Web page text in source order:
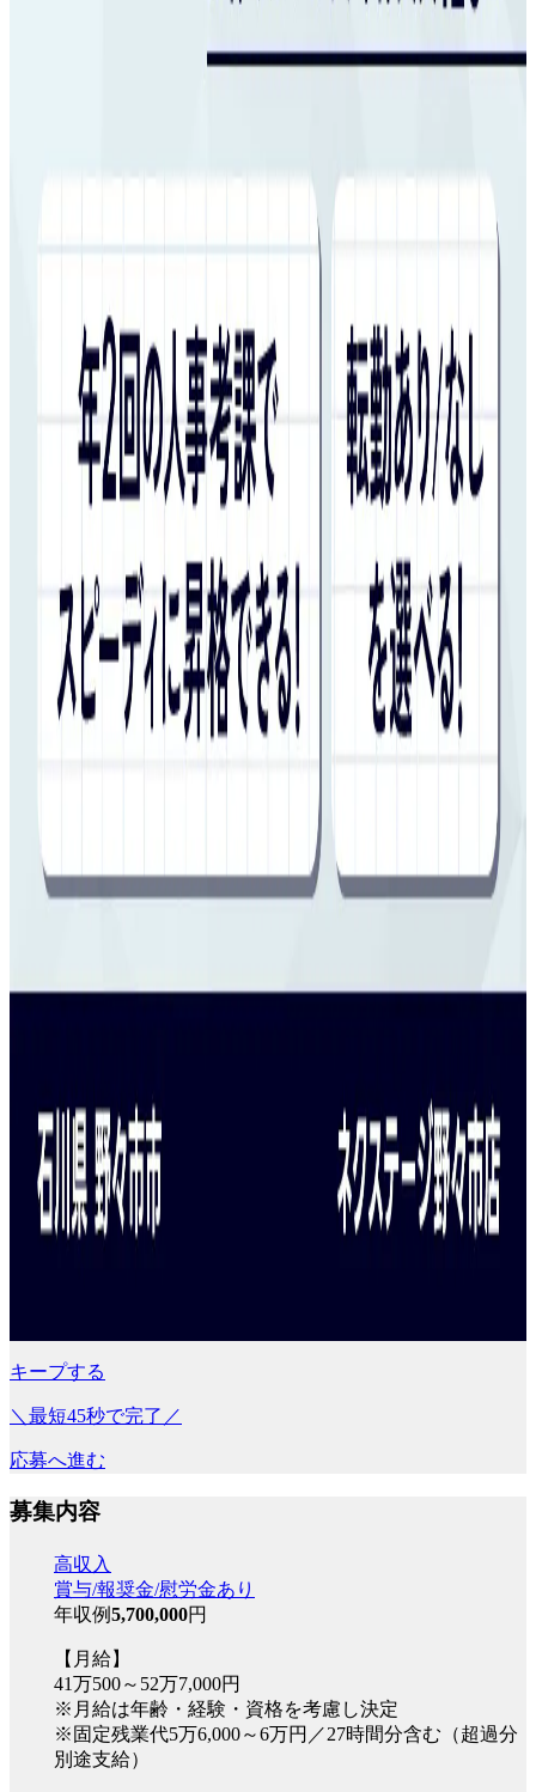
キープする
＼最短45秒で完了／
応募へ進む
募集内容
高収入
賞与/報奨金/慰労金あり
年収例5,700,000円
【月給】
41万500～52万7,000円
※月給は年齢・経験・資格を考慮し決定
※固定残業代5万6,000～6万円／27時間分含む（超過分
別途支給）